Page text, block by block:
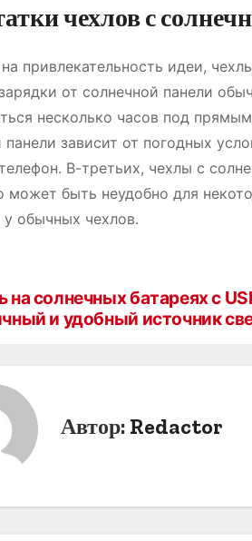
чехлов с
привлекательность идеи,
от солнечной панели
несколько часов под
панели зависит от погодных
В-третьих, чехлы с
может быть неудобно для
обычных чехлов․
на солнечных батареях с
и удобный источник
Автор: Redactor